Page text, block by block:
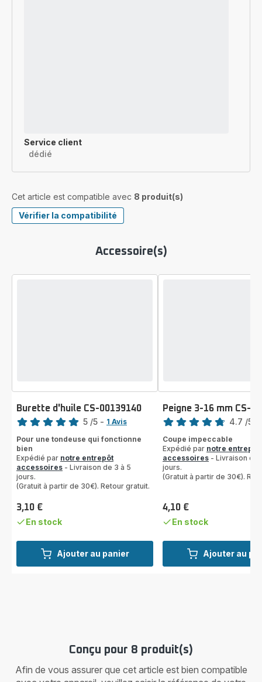
Service client
dédié
Cet article est compatible avec 8 produit(s)
Vérifier la compatibilité
Accessoire(s)
Ajouter au panier
Burette d'huile CS-00139140
Note
5
étoiles
(moyenne)
5 /5 - 1 Avis
Pour une tondeuse qui fonctionne
bien
Expédié par notre entrepôt
accessoires - Livraison de 3 à 5
jours.
(Gratuit à partir de 30€). Retour gratuit.
Prix
3,10 €
En stock
Ajouter au
Peigne 3-16 mm CS-
Note
4.7 /5
Coupe impeccable
Expédié par notre entrepôt
accessoires - Livraison de
jours.
(Gratuit à partir de 30€).
Prix
4,10 €
En stock
Conçu pour 8 produit(s)
Afin de vous assurer que cet article est bien compatible